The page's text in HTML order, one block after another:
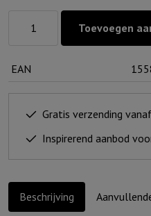
moment..
-
Ivoor
Toevoegen
EAN
Gratis verzending
Inspirerend aanbod
Beschrijving